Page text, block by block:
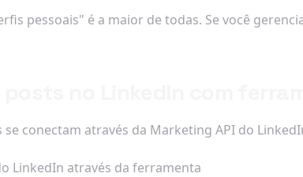
pessoais" é a maior de todas. Se você
conectam através da Marketing API do
LinkedIn através da ferramenta